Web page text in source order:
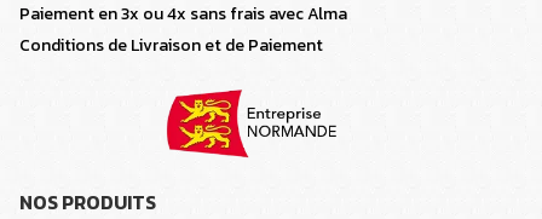
Paiement en 3x ou 4x sans frais avec Alma
Conditions de Livraison et de Paiement
NOS PRODUITS